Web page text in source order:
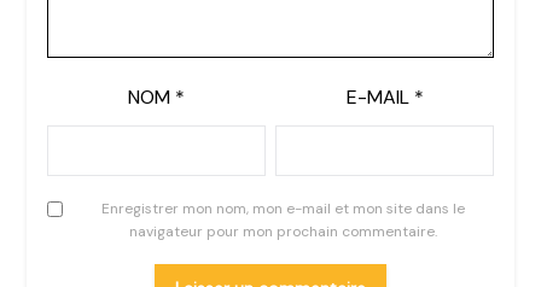
NOM * E-MAIL *
Enregistrer mon nom, mon e-mail et mon site dans le
navigateur pour mon prochain commentaire.